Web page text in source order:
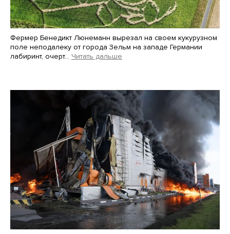
Фермер Бенедикт Люнеманн вырезал на своем кукурузном
поле неподалеку от города Зельм на западе Германии
лабиринт, очерт… Читать дальше